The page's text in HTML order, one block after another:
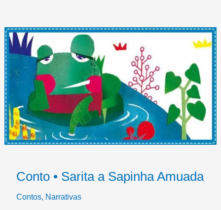
Conto • Sarita a Sapinha Amuada
Contos, Narrativas